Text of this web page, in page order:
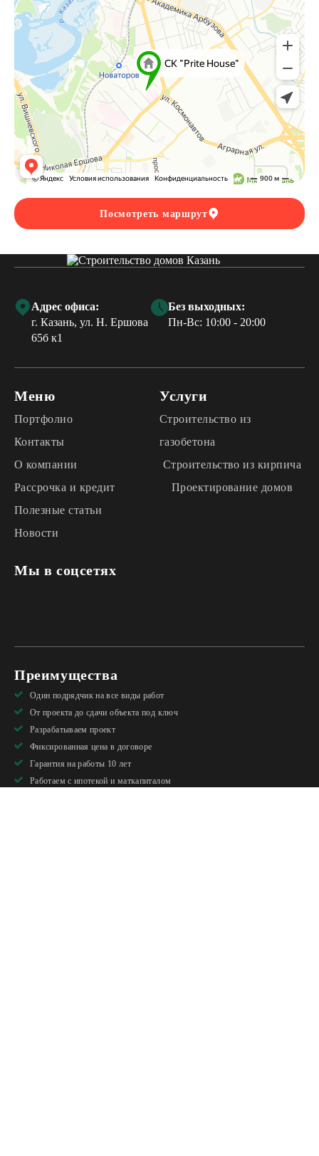
Посмотреть маршрут
Адрес офиса:
г. Казань, ул. Н. Ершова
65б к1
Без выходных:
Пн-Вс: 10:00 - 20:00
Меню
Портфолио
Контакты
О компании
Рассрочка и кредит
Полезные статьи
Новости
Мы в соцсетях
Услуги
Строительство из
газобетона
Строительство из кирпича
Проектирование домов
Преимущества
Один подрядчик на все виды работ
От проекта до сдачи объекта под ключ
Разрабатываем проект
Фиксированная цена в договоре
Гарантия на работы 10 лет
Работаем с ипотекой и маткапиталом